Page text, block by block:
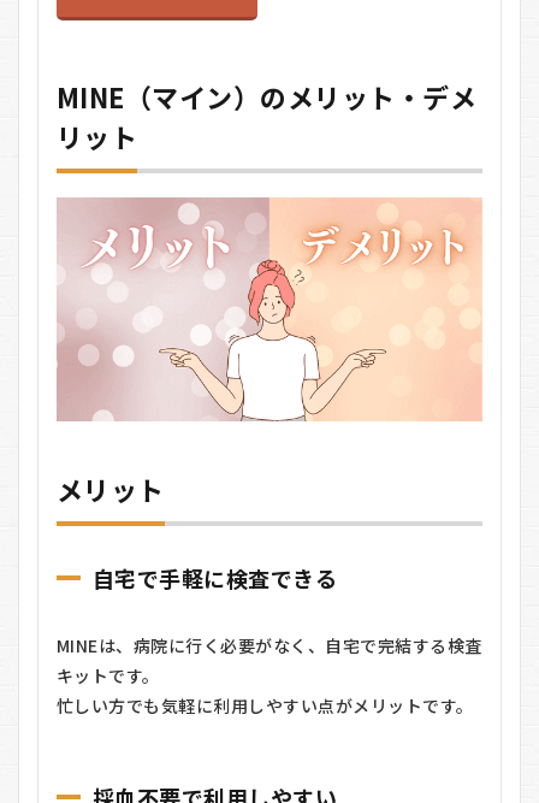
MINE（マイン）のメリット・デメ
リット
メリット
自宅で手軽に検査できる
MINEは、病院に行く必要がなく、自宅で完結する検査
キットです。
忙しい方でも気軽に利用しやすい点がメリットです。
採血不要で利用しやすい